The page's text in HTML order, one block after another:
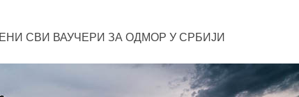
СВИ ВАУЧЕРИ ЗА ОДМОР У СРБИЈИ